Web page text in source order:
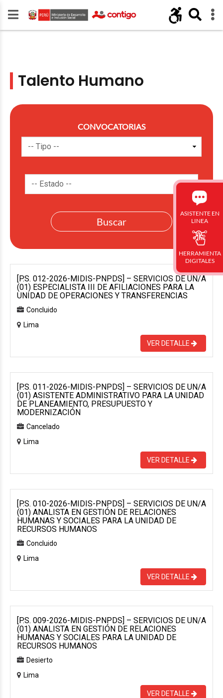
Talento Humano
CONVOCATORIAS
[P.S. 012-2026-MIDIS-PNPDS] – SERVICIOS DE UN/A
(01) ESPECIALISTA III DE AFILIACIONES PARA LA
UNIDAD DE OPERACIONES Y TRANSFERENCIAS
Concluido
Lima
VER DETALLE
[P.S. 011-2026-MIDIS-PNPDS] – SERVICIOS DE UN/A
(01) ASISTENTE ADMINISTRATIVO PARA LA UNIDAD
DE PLANEAMIENTO, PRESUPUESTO Y
MODERNIZACIÓN
Cancelado
Lima
VER DETALLE
[P.S. 010-2026-MIDIS-PNPDS] – SERVICIOS DE UN/A
(01) ANALISTA EN GESTIÓN DE RELACIONES
HUMANAS Y SOCIALES PARA LA UNIDAD DE
RECURSOS HUMANOS
Concluido
Lima
VER DETALLE
[P.S. 009-2026-MIDIS-PNPDS] – SERVICIOS DE UN/A
(01) ANALISTA EN GESTIÓN DE RELACIONES
HUMANAS Y SOCIALES PARA LA UNIDAD DE
RECURSOS HUMANOS
Desierto
Lima
VER DETALLE
ASISTENTE EN
LINEA
HERRAMIENTA
DIGITALES